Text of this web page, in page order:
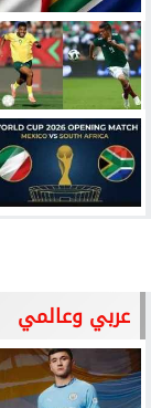
عربي وعالمي